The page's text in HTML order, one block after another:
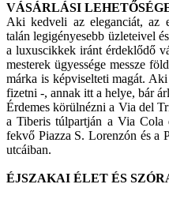
VÁSÁRLÁSI
Aki kedveli az eleganciát, az
talán legigényesebb üzleteivel
a luxuscikkek iránt érdeklődő
mesterek ügyessége messze
márka is képviselteti magát.
fizetni -, annak itt a helye, bár
Érdemes körülnézni a Via del
a Tiberis túlpartján a Via Cola
fekvő Piazza S. Lorenzón és a
utcáiban.
ÉJSZAKAI ÉLET ÉS